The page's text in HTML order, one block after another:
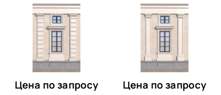
Цена по запросу Цена по запросу